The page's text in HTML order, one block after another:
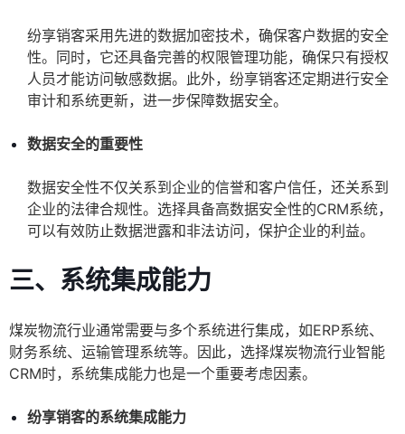
纷享销客采用先进的数据加密技术，确保客户数据的安全
性。同时，它还具备完善的权限管理功能，确保只有授权
人员才能访问敏感数据。此外，纷享销客还定期进行安全
审计和系统更新，进一步保障数据安全。
数据安全的重要性
数据安全性不仅关系到企业的信誉和客户信任，还关系到
企业的法律合规性。选择具备高数据安全性的CRM系统，
可以有效防止数据泄露和非法访问，保护企业的利益。
三、系统集成能力
煤炭物流行业通常需要与多个系统进行集成，如ERP系统、
财务系统、运输管理系统等。因此，选择煤炭物流行业智能
CRM时，系统集成能力也是一个重要考虑因素。
纷享销客的系统集成能力